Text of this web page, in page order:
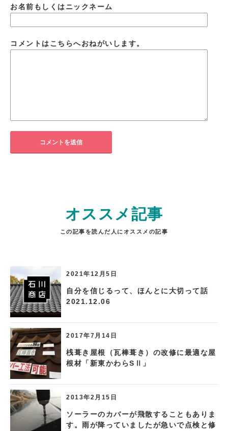
お名前もしくはニックネーム
コメントはこちらへおねがいします。
オススメ記事
この記事を読んだ人にオススメの記事
2021年12月5日
自分を信じるって、ほんとに大切って話
2021.12.06
2017年7月14日
桟葺き屋根（瓦棒葺き）の改修に最適な屋
根材「新東かわらSⅡ」
2013年2月15日
ソーラーのカバーが飛散することもありま
す。雨が降っていましたが急いで点検と修